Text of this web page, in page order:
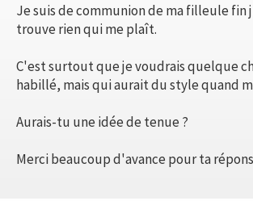
Je suis de communion de ma filleule fin
trouve rien qui me plaît.
C'est surtout que je voudrais quelque
habillé, mais qui aurait du style quand
Aurais-tu une idée de tenue ?
Merci beaucoup d'avance pour ta